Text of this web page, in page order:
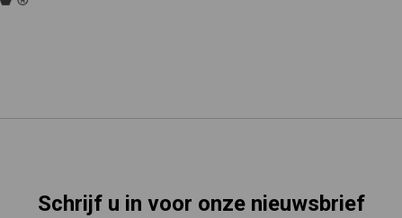
Schrijf u in voor onze nieuwsbrief